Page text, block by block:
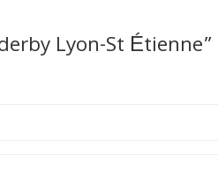
Lyon-St Étienne”